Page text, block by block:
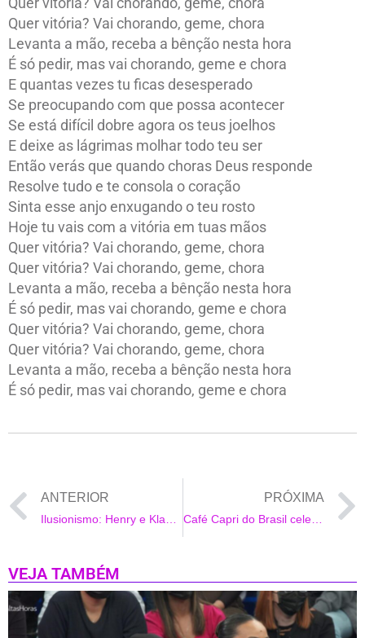
Quer vitória? Vai chorando, geme, chora
Levanta a mão, receba a bênção nesta hora
É só pedir, mas vai chorando, geme e chora
E quantas vezes tu ficas desesperado
Se preocupando com que possa acontecer
Se está difícil dobre agora os teus joelhos
E deixe as lágrimas molhar todo teu ser
Então verás que quando choras Deus responde
Resolve tudo e te consola o coração
Sinta esse anjo enxugando o teu rosto
Hoje tu vais com a vitória em tuas mãos
Quer vitória? Vai chorando, geme, chora
Quer vitória? Vai chorando, geme, chora
Levanta a mão, receba a bênção nesta hora
É só pedir, mas vai chorando, geme e chora
Quer vitória? Vai chorando, geme, chora
Quer vitória? Vai chorando, geme, chora
Levanta a mão, receba a bênção nesta hora
É só pedir, mas vai chorando, geme e chora
ANTERIOR PRÓXIMA
Café Capri do Brasil celebra o mês da mulher com o evento “A Arte de Ser Mulher”
VEJA TAMBÉM